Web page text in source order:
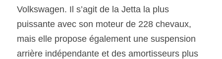
Volkswagen. Il s’agit de la Jetta la plus
puissante avec son moteur de 228 chevaux,
mais elle propose également une suspension
arrière indépendante et des amortisseurs plus